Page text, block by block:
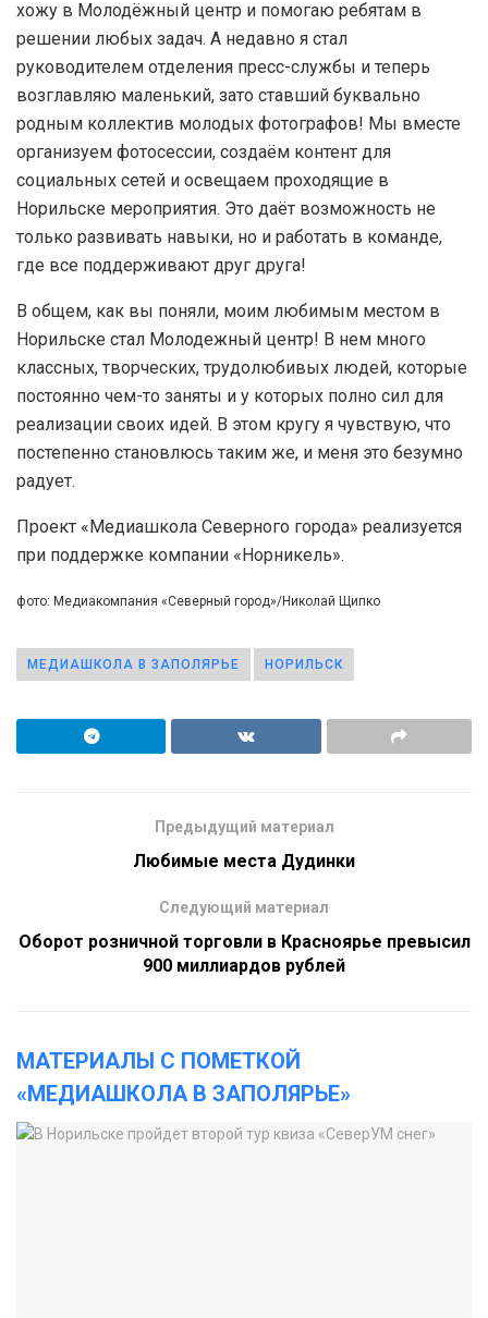
хожу в Молодёжный центр и помогаю ребятам в
решении любых задач. А недавно я стал
руководителем отделения пресс-службы и теперь
возглавляю маленький, зато ставший буквально
родным коллектив молодых фотографов! Мы вместе
организуем фотосессии, создаём контент для
социальных сетей и освещаем проходящие в
Норильске мероприятия. Это даёт возможность не
только развивать навыки, но и работать в команде,
где все поддерживают друг друга!
В общем, как вы поняли, моим любимым местом в
Норильске стал Молодежный центр! В нем много
классных, творческих, трудолюбивых людей, которые
постоянно чем-то заняты и у которых полно сил для
реализации своих идей. В этом кругу я чувствую, что
постепенно становлюсь таким же, и меня это безумно
радует.
Проект «Медиашкола Северного города» реализуется
при поддержке компании «Норникель».
фото: Медиакомпания «Северный город»/Николай Щипко
МЕДИАШКОЛА В ЗАПОЛЯРЬЕ НОРИЛЬСК
Предыдущий материал
Любимые места Дудинки
Следующий материал
Оборот розничной торговли в Красноярье превысил
900 миллиардов рублей
МАТЕРИАЛЫ С ПОМЕТКОЙ
«МЕДИАШКОЛА В ЗАПОЛЯРЬЕ»